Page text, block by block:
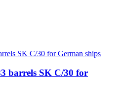
barrels SK C/30 for